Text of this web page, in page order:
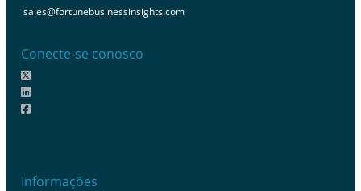
sales@fortunebusinessinsights.com
Conecte-se conosco
Informações